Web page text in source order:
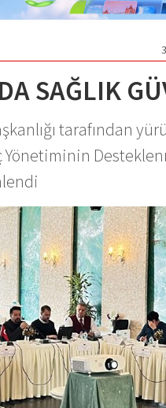
SAĞLIK
tarafından
Yönetiminin